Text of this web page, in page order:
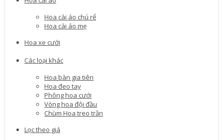
Hoa cài áo chú rể
Hoa cài áo mẹ
Hoa xe cưới
Các loại khác
Hoa bàn gia tiên
Hoa đeo tay
Phông hoa cưới
Vòng hoa đội đầu
Chùm Hoa treo trần
Lọc theo giá